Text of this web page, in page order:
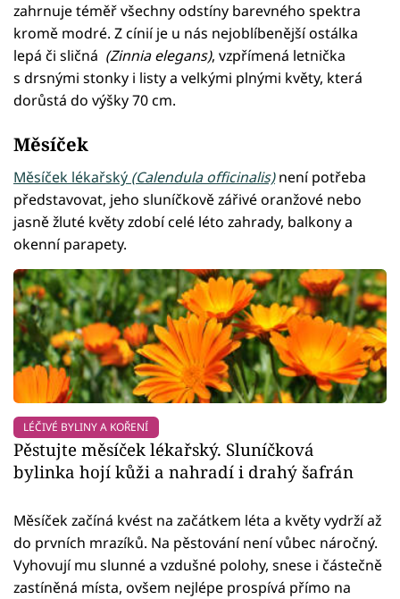
zahrnuje téměř všechny odstíny barevného spektra
kromě modré. Z cínií je u nás nejoblíbenější ostálka
lepá či sličná (Zinnia elegans), vzpřímená letnička
s drsnými stonky i listy a velkými plnými květy, která
dorůstá do výšky 70 cm.
Měsíček
Měsíček lékařský (Calendula officinalis)není potřeba
představovat, jeho sluníčkově zářivé oranžové nebo
jasně žluté květy zdobí celé léto zahrady, balkony a
okenní parapety.
LÉČIVÉ BYLINY A KOŘENÍ
Pěstujte měsíček lékařský. Sluníčková
bylinka hojí kůži a nahradí i drahý šafrán
Měsíček začíná kvést na začátkem léta a květy vydrží až
do prvních mrazíků. Na pěstování není vůbec náročný.
Vyhovují mu slunné a vzdušné polohy, snese i částečně
zastíněná místa, ovšem nejlépe prospívá přímo na